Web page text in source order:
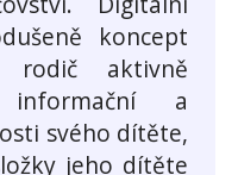
koncept
rodič aktivně
a
svého dítěte,
jeho dítěte